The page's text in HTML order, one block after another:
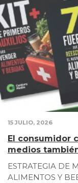
15 JULIO, 2026
El consumidor
medios
ESTRATEGIA DE
ALIMENTOS Y